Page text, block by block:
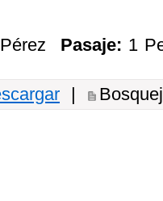
Pasaje: 1
|